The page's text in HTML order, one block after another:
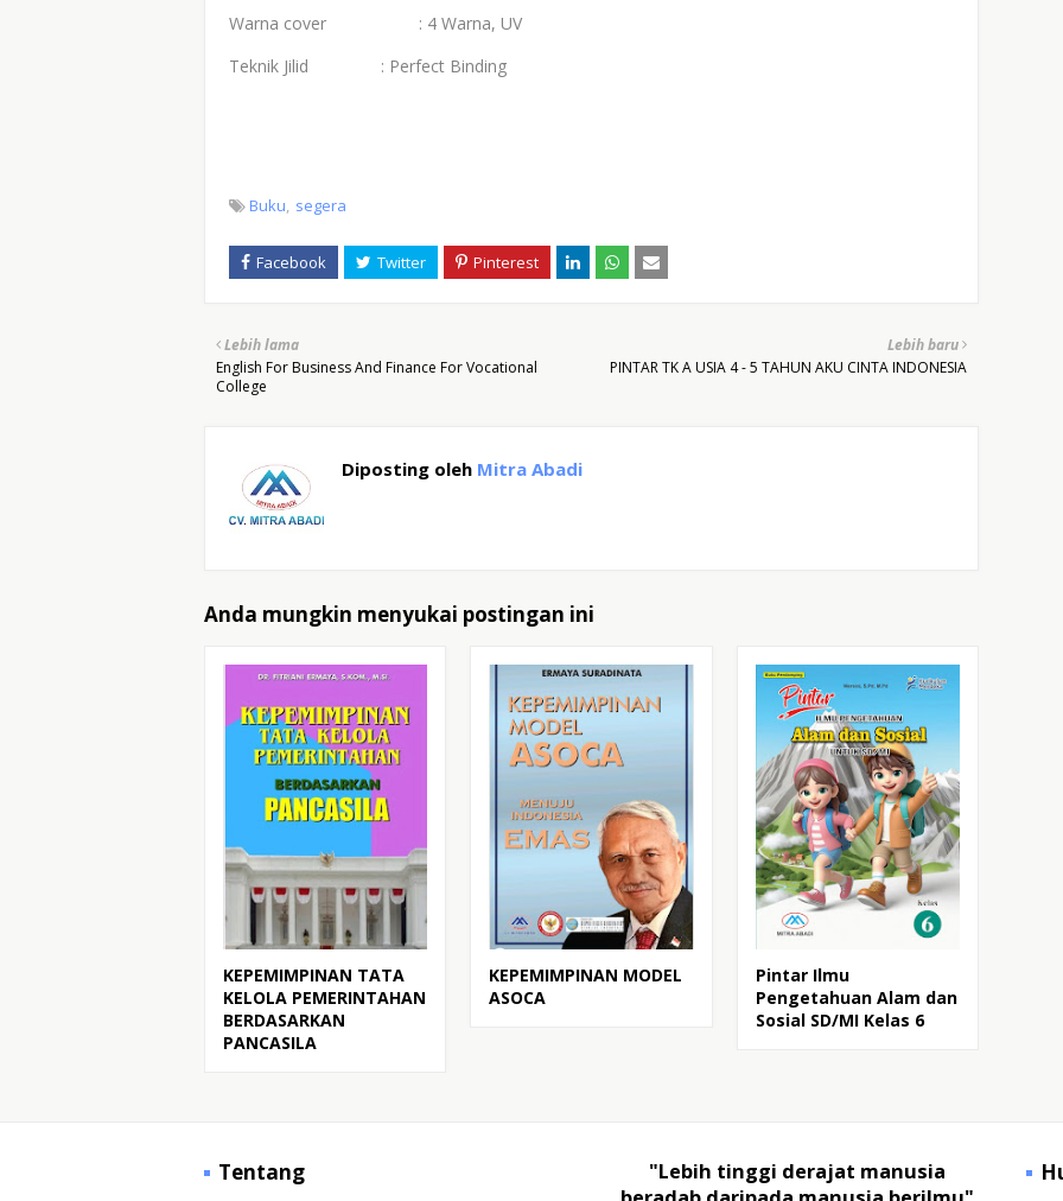
Warna cover
: 4 Warna, UV
Teknik Jilid
: Perfect Binding
Buku segera
Lebih baru
PINTAR TK A USIA 4 - 5 TAHUN AKU CINTA INDONESIA
Lebih lama
English For Business And Finance For Vocational
College
Diposting oleh Mitra Abadi
Anda mungkin menyukai postingan ini
KEPEMIMPINAN TATA
KELOLA PEMERINTAHAN
BERDASARKAN
PANCASILA
KEPEMIMPINAN MODEL
ASOCA
Pintar Ilmu
Pengetahuan Alam dan
Sosial SD/MI Kelas 6
Tentang
"Lebih tinggi derajat manusia